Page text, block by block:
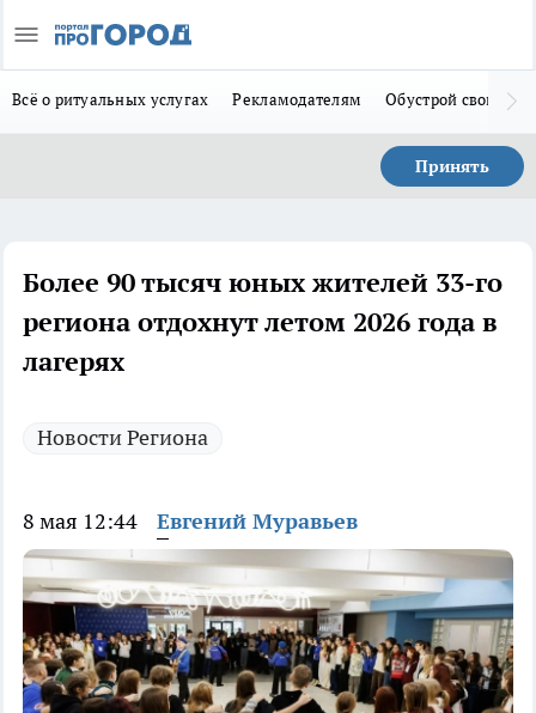
Всё о ритуальных услугах Рекламодателям Обустрой свой дом
Принять
Более 90 тысяч юных жителей 33-го
региона отдохнут летом 2026 года в
лагерях
Новости Региона
8 мая 12:44 Евгений Муравьев